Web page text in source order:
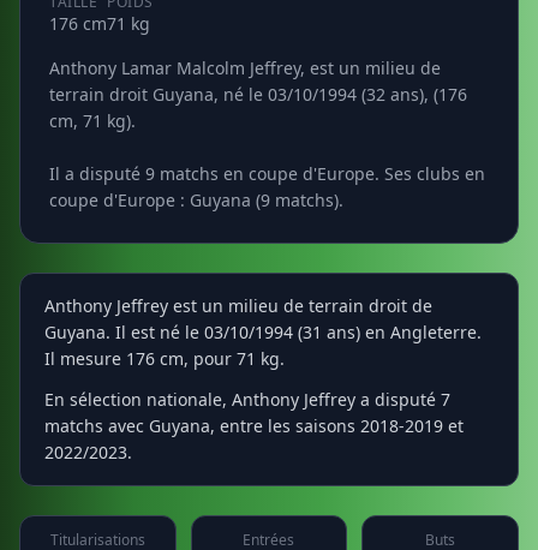
176 cm71 kg
Anthony Lamar Malcolm Jeffrey, est un milieu de
terrain droit Guyana, né le 03/10/1994 (32 ans), (176
cm, 71 kg).
Il a disputé 9 matchs en coupe d'Europe. Ses clubs en
coupe d'Europe : Guyana (9 matchs).
Anthony Jeffrey est un milieu de terrain droit de
Guyana. Il est né le 03/10/1994 (31 ans) en Angleterre.
Il mesure 176 cm, pour 71 kg.
En sélection nationale, Anthony Jeffrey a disputé 7
matchs avec Guyana, entre les saisons 2018-2019 et
2022/2023.
Titularisations Entrées Buts